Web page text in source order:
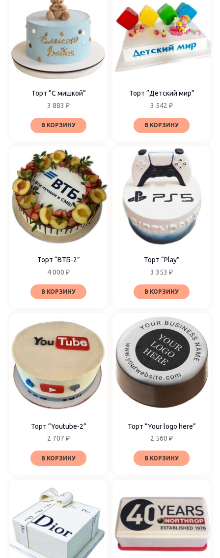
Торт “С мишкой”
3 883 ₽
В КОРЗИНУ
Торт “Детский мир”
3 542 ₽
В КОРЗИНУ
Торт “ВТБ-2”
4 000 ₽
В КОРЗИНУ
Торт “Play”
3 353 ₽
В КОРЗИНУ
Торт “Youtube-2”
2 707 ₽
В КОРЗИНУ
Торт “Your logo here”
2 560 ₽
В КОРЗИНУ